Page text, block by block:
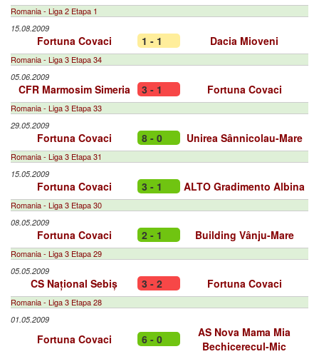
Romania - Liga 2 Etapa 1
15.08.2009
Fortuna Covaci 1 - 1 Dacia Mioveni
Romania - Liga 3 Etapa 34
05.06.2009
CFR Marmosim Simeria 3 - 1 Fortuna Covaci
Romania - Liga 3 Etapa 33
29.05.2009
Fortuna Covaci 8 - 0 Unirea Sânnicolau-Mare
Romania - Liga 3 Etapa 31
15.05.2009
Fortuna Covaci 3 - 1 ALTO Gradimento Albina
Romania - Liga 3 Etapa 30
08.05.2009
Fortuna Covaci 2 - 1 Building Vânju-Mare
Romania - Liga 3 Etapa 29
05.05.2009
CS Național Sebiș 3 - 2 Fortuna Covaci
Romania - Liga 3 Etapa 28
01.05.2009
Fortuna Covaci 6 - 0
AS Nova Mama Mia
Bechicerecul-Mic